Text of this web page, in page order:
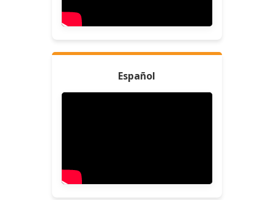
Español